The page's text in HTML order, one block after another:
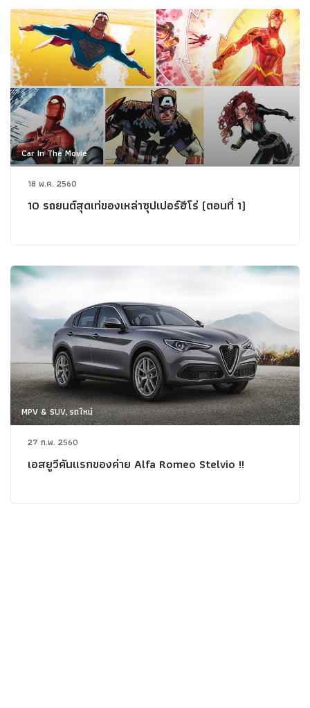
Car In The Movie
18 พ.ค. 2560
10 รถยนต์สุดเท่ของเหล่าซุปเปอร์ฮีโร่ (ตอนที่ 1)
MPV & SUV, รถใหม่
27 ก.พ. 2560
เอสยูวีคันแรกของค่าย Alfa Romeo Stelvio !!